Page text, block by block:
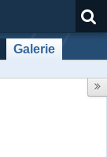
Galerie